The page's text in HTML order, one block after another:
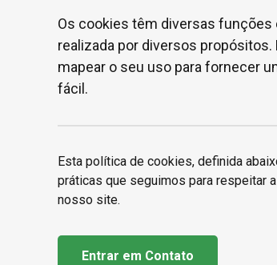
Os cookies têm diversas
realizada por diversos
mapear o seu uso para fornecer
fácil.
Esta política de cookies, definida
práticas que seguimos para respeitar
nosso site.
Entrar em Contato